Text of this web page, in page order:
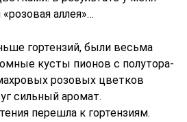
аллея»…
гортензий, были весьма
кусты пионов с полутора-
розовых цветков
сильный аромат.
перешла к гортензиям.